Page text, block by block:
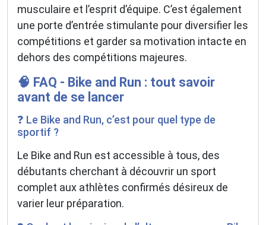
musculaire et l’esprit d’équipe. C’est également
une porte d’entrée stimulante pour diversifier les
compétitions et garder sa motivation intacte en
dehors des compétitions majeures.
🧠 FAQ - Bike and Run : tout savoir
avant de se lancer
❓ Le Bike and Run, c’est pour quel type de
sportif ?
Le Bike and Run est accessible à tous, des
débutants cherchant à découvrir un sport
complet aux athlètes confirmés désireux de
varier leur préparation.